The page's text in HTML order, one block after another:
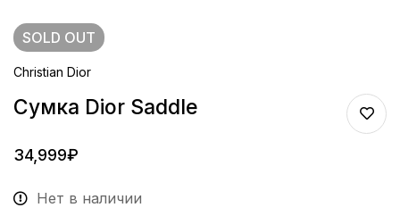
SOLD OUT
Christian Dior
Сумка Dior Saddle
34,999₽
Нет в наличии